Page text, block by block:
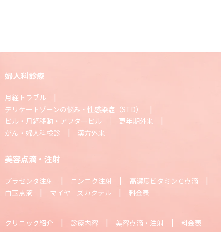
婦人科診療
月経トラブル
デリケートゾーンの悩み・性感染症（STD）
ピル・月経移動・アフターピル
更年期外来
がん・婦人科検診
漢方外来
美容点滴・注射
プラセンタ注射 ニンニク注射
高濃度ビタミンＣ点滴
白玉点滴
マイヤーズカクテル 料金表
クリニック紹介 診療内容 美容点滴・注射 料金表